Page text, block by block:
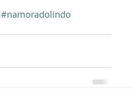
#namoradolindo